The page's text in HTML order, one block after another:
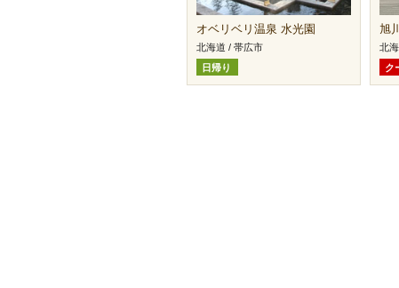
オベリベリ温泉 水光園
北海道 / 帯広市
日帰り
旭
北
ク